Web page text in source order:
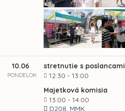
10.06
PONDELOK
stretnutie s poslancami
12:30 - 13:00
Majetková komisia
13:00 - 14:00
D208, MMK